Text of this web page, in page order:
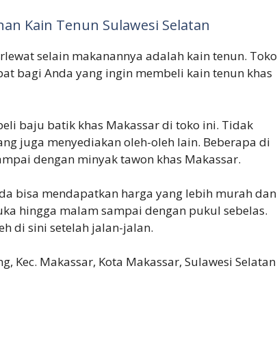
Kain Tenun Sulawesi Selatan
selain makanannya adalah kain tenun. Toko
bagi Anda yang ingin membeli kain tenun khas
baju batik khas Makassar di toko ini. Tidak
juga menyediakan oleh-oleh lain. Beberapa di
dengan minyak tawon khas Makassar.
bisa mendapatkan harga yang lebih murah dan
hingga malam sampai dengan pukul sebelas.
di sini setelah jalan-jalan.
Kec. Makassar, Kota Makassar, Sulawesi Selatan